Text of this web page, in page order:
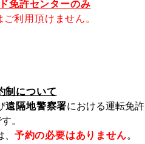
免許センターのみ
利用頂けません。
制について
遠隔地警察署における運転免許
。
、 予約の必要はありません。